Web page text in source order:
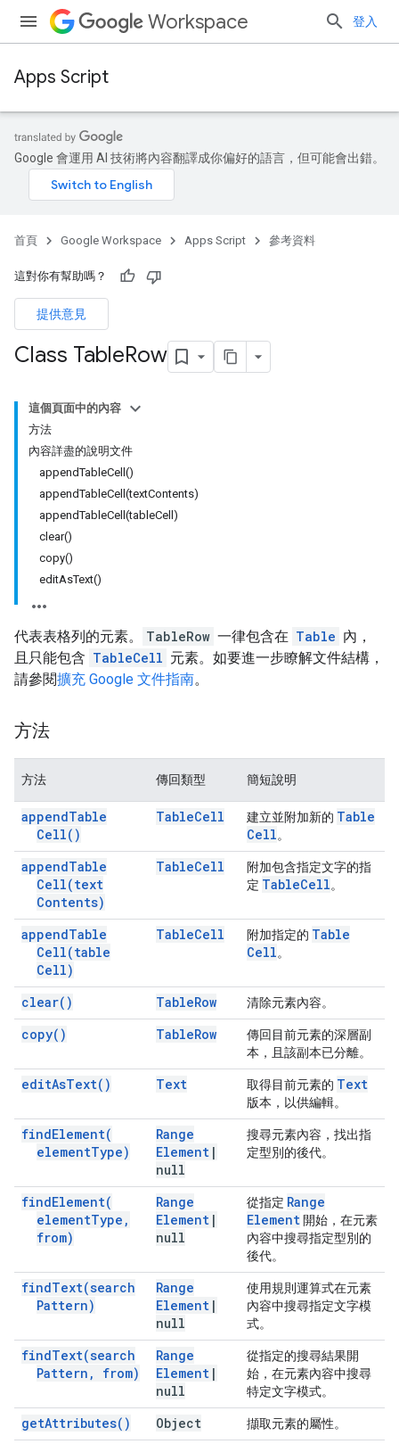
Workspace 登入
Apps Script
Google 會運用 AI 技術將內容翻譯成你偏好的語言，但可能會出錯。
首頁 Google Workspace Apps Script 參考資料
這對你有幫助嗎？
提供意見
Class TableRow
這個頁面中的內容
方法
內容詳盡的說明文件
appendTableCell()
appendTableCell(textContents)
appendTableCell(tableCell)
clear()
copy()
editAsText()
代表表格列的元素。 TableRow 一律包含在 Table 內，
且只能包含 TableCell 元素。如要進一步瞭解文件結構，
請參閱擴充 Google 文件指南。
方法
方法 傳回類型 簡短說明
appendTable
Cell( )
TableCell 建立並附加新的 Table
Cell。
appendTable
Cell(text
Contents)
TableCell
附加包含指定文字的指
定 TableCell。
appendTable
Cell(table
Cell)
TableCell 附加指定的 Table
Cell。
clear( ) TableRow 清除元素內容。
copy( ) TableRow
傳回目前元素的深層副
本，且該副本已分離。
editAsText( ) Text 取得目前元素的 Text
版本，以供編輯。
findElement(
elementType)
Range
Element |
null
搜尋元素內容，找出指
定型別的後代。
findElement(
elementType ,
from)
Range
Element |
null
從指定 Range
Element 開始，在元素
內容中搜尋指定型別的
後代。
findText(search
Pattern)
Range
Element |
null
使用規則運算式在元素
內容中搜尋指定文字模
式。
findText(search
Pattern , from)
Range
Element |
null
從指定的搜尋結果開
始，在元素內容中搜尋
特定文字模式。
getAttributes( ) Object 擷取元素的屬性。